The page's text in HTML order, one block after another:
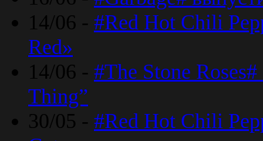
14/06 - #Red Hot Chili
Red»
14/06 - #The Stone
Thing”
30/05 - #Red Hot Chili